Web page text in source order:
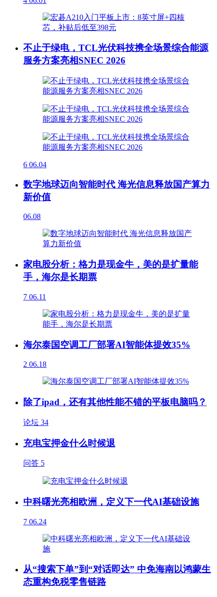
不止于绿电，TCL光伏科技携全场景综合能源
服务方案亮相SNEC 2026
6 06.04
数字地球迈向智能时代 海光信息释放国产算力
新价值
06.08
家电股分析：格力是现金牛，美的是扩量能
手，海尔是长期票
7 06.11
海尔泰国空调工厂部署AI智能体提效35%
2 06.18
除了ipad，还有其他性能不错的平板电脑吗？
论坛 34
充电宝押金什么时候退
问答 5
中科曙光亮相欧洲，定义下一代AI基础设施
7 06.24
从“搜索下单”到“对话即达” 中免海南以鸿蒙生
态重构免税零售链路